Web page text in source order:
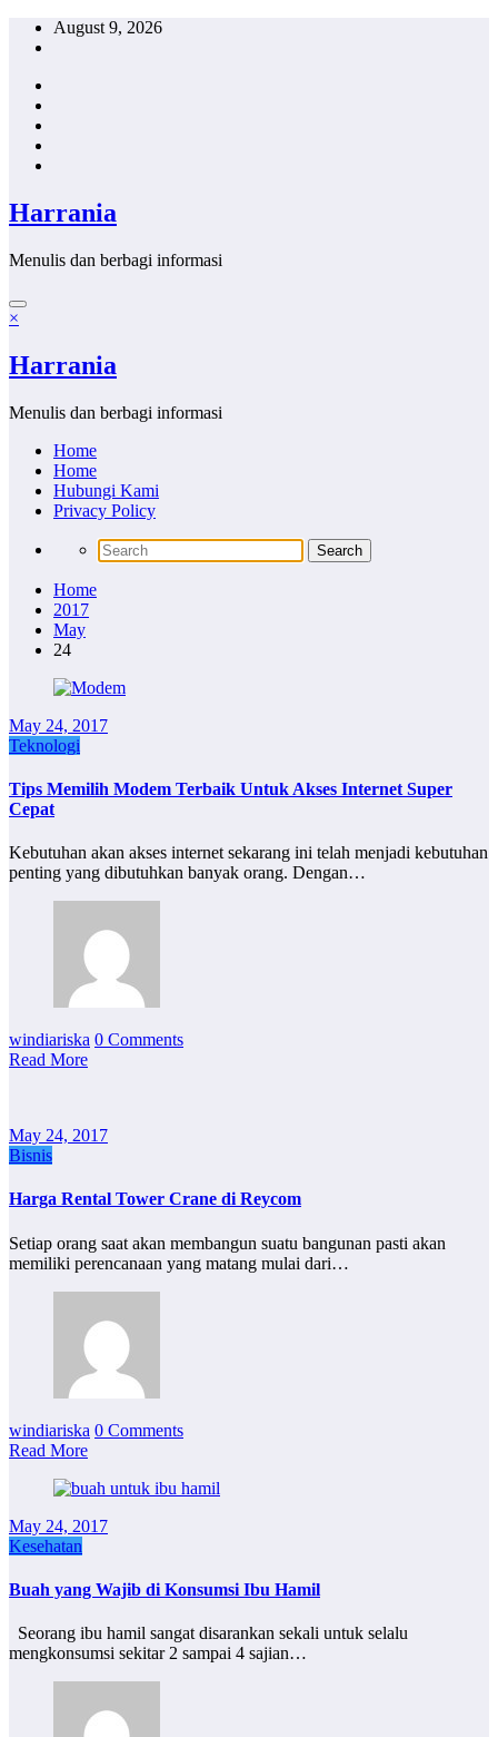
Skip
August 9, 2026
Harrania
Menulis dan berbagi informasi
×
Harrania
Menulis dan berbagi informasi
Home
Home
Hubungi Kami
Privacy Policy
Home
2017
May
24
May 24, 2017
Teknologi
Tips Memilih Modem Terbaik Untuk Akses Internet Super
Cepat
Kebutuhan akan akses internet sekarang ini telah menjadi kebutuhan
penting yang dibutuhkan banyak orang. Dengan…
windiariska 0 Comments
Read More
May 24, 2017
Bisnis
Harga Rental Tower Crane di Reycom
Setiap orang saat akan membangun suatu bangunan pasti akan
memiliki perencanaan yang matang mulai dari…
windiariska 0 Comments
Read More
May 24, 2017
Kesehatan
Buah yang Wajib di Konsumsi Ibu Hamil
Seorang ibu hamil sangat disarankan sekali untuk selalu
mengkonsumsi sekitar 2 sampai 4 sajian…